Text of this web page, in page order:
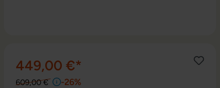
449,00 €*
609,00 € -26%